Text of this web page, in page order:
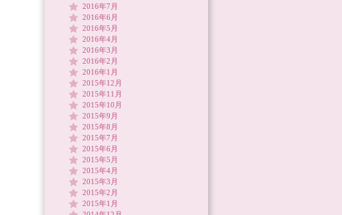
2016年7月
2016年6月
2016年5月
2016年4月
2016年3月
2016年2月
2016年1月
2015年12月
2015年11月
2015年10月
2015年9月
2015年8月
2015年7月
2015年6月
2015年5月
2015年4月
2015年3月
2015年2月
2015年1月